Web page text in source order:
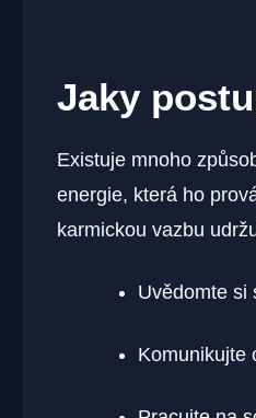
Jaky
Existuje mnoho
energie, která ho
karmickou ⁢vazbu
Uvědomte si
Komunikujte